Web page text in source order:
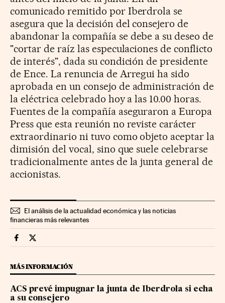
comunicado remitido por Iberdrola se
asegura que la decisión del consejero de
abandonar la compañía se debe a su deseo de
"cortar de raíz las especulaciones de conflicto
de interés", dada su condición de presidente
de Ence. La renuncia de Arregui ha sido
aprobada en un consejo de administración de
la eléctrica celebrado hoy a las 10.00 horas.
Fuentes de la compañía aseguraron a Europa
Press que esta reunión no reviste carácter
extraordinario ni tuvo como objeto aceptar la
dimisión del vocal, sino que suele celebrarse
tradicionalmente antes de la junta general de
accionistas.
El análisis de la actualidad económica y las noticias
financieras más relevantes
Companias Cinco Días en Facebook
Companias Cinco Días en Twitter
MÁS INFORMACIÓN
ACS prevé impugnar la junta de Iberdrola si echa
a su consejero